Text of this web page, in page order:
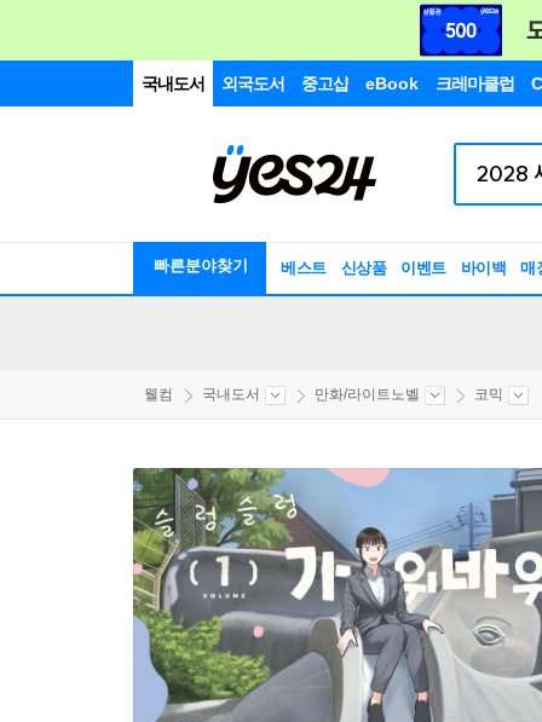
국내도서 외국도서 중고샵 eBook 크레마클럽
빠른분야찾기 베스트 신상품 이벤트 바이백 매
웰컴 국내도서 만화/라이트노벨 코믹